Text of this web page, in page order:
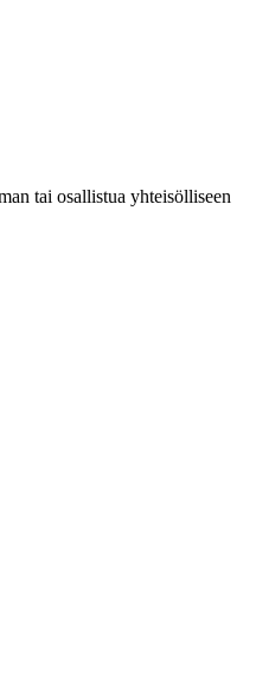
tai osallistua yhteisölliseen